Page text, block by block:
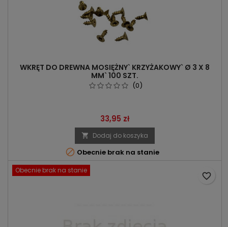
WKRĘT DO DREWNA MOSIĘŻNY` KRZYŻAKOWY` Ø 3 X 8
MM` 100 SZT.
(0)
Cena
33,95 zł
 Dodaj do koszyka
 Obecnie brak na stanie
Obecnie brak na stanie
favorite_border